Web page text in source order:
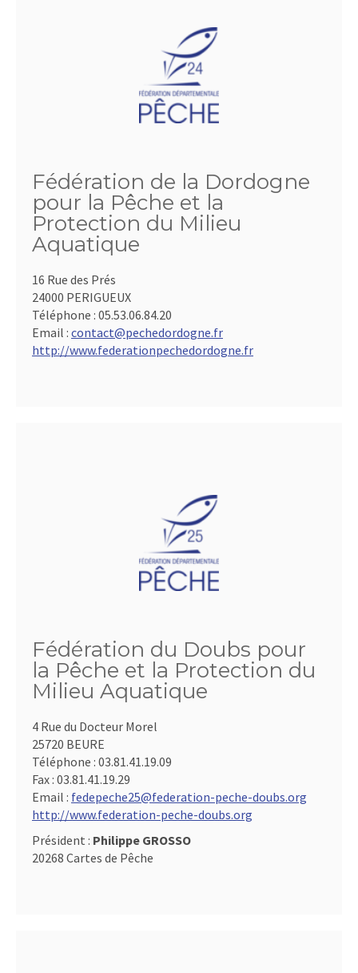
Fédération de la Dordogne
pour la Pêche et la
Protection du Milieu
Aquatique
16 Rue des Prés
24000 PERIGUEUX
Téléphone : 05.53.06.84.20
Email : contact@pechedordogne.fr
http://www.federationpechedordogne.fr
Fédération du Doubs pour
la Pêche et la Protection du
Milieu Aquatique
4 Rue du Docteur Morel
25720 BEURE
Téléphone : 03.81.41.19.09
Fax : 03.81.41.19.29
Email : fedepeche25@federation-peche-doubs.org
http://www.federation-peche-doubs.org
Président : Philippe GROSSO
20268 Cartes de Pêche